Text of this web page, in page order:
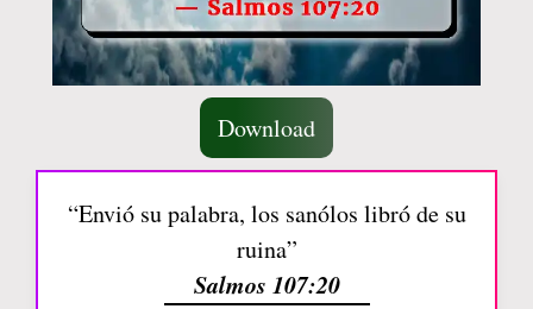
Download
“Envió su palabra, los sanólos libró de su
ruina”
Salmos 107:20